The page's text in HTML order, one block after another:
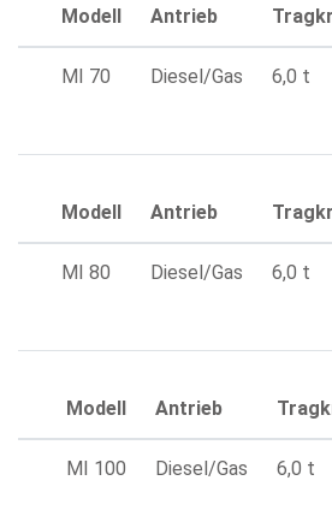
Modell Antrieb
MI 70 Diesel/Gas 6,0 t
Modell Antrieb
MI 80 Diesel/Gas 6,0 t
Modell Antrieb
MI 100 Diesel/Gas 6,0 t